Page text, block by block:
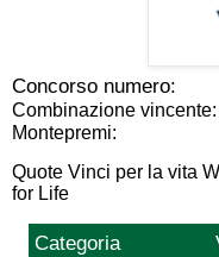
Concorso numero:
Combinazione vincente:
Montepremi:
Quote Vinci per la vita
for Life
Categoria